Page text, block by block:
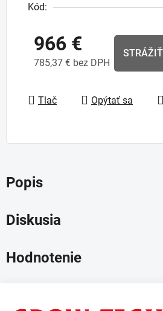
Kód:
966 €
785,37 € bez DPH
Tlač Opýtať sa
Popis
Diskusia
Hodnotenie